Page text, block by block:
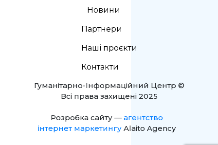
Новини
Партнери
Наші проєкти
Контакти
Гуманітарно-Інформаційний Центр ©
Всі права захищені 2025
Розробка сайту — агентство
інтернет маркетингу Alaito Agency